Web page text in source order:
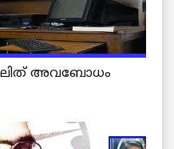
അവബോധം